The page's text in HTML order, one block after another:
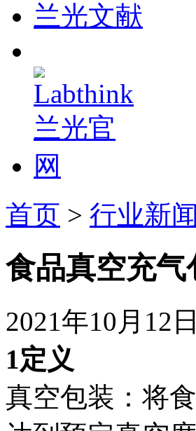
兰光文献
首页 > 行业新闻
食品真空充气
2021年10月12日
1定义
真空包装：将